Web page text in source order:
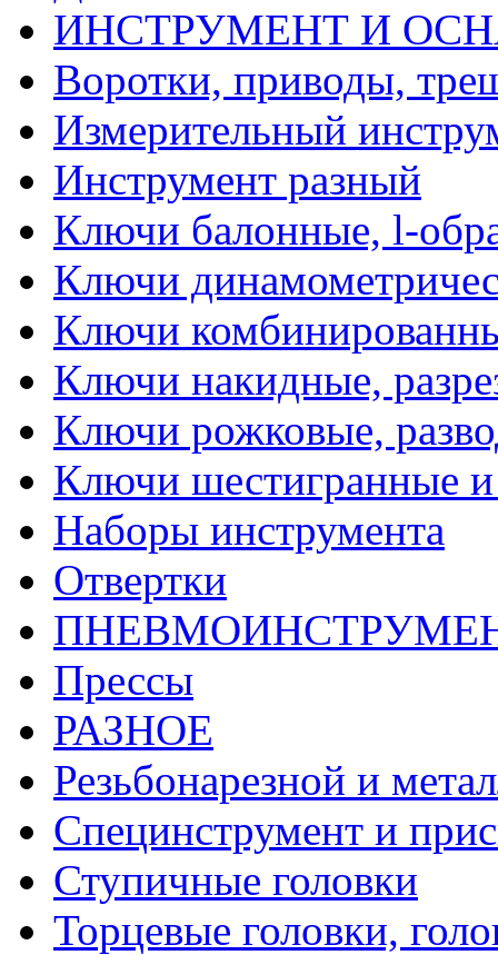
ИНСТРУМЕНТ И
Воротки, приводы,
Измерительный
Инструмент разный
Ключи балонные, l-
Ключи
Ключи
Ключи накидные,
Ключи рожковые,
Ключи шестигранные
Наборы инструмента
Отвертки
Прессы
РАЗНОЕ
Резьбонарезной и
Специнструмент и
Ступичные головки
Торцевые головки,